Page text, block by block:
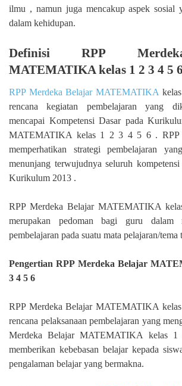
ilmu , namun juga mencakup aspek sosial
dalam kehidupan.
Definisi RPP
MATEMATIKA kelas 1 2 3 4 5 6
RPP Merdeka Belajar MATEMATIKA
rencana kegiatan pembelajaran yang
mencapai Kompetensi Dasar pada
MATEMATIKA kelas 1 2 3 4 5 6 . RPP
memperhatikan strategi pembelajaran
menunjang terwujudnya seluruh
Kurikulum 2013 .
RPP Merdeka Belajar MATEMATIKA
merupakan pedoman bagi guru dalam
pembelajaran pada suatu mata pelajaran/tema
Pengertian RPP Merdeka Belajar
3 4 5 6
RPP Merdeka Belajar MATEMATIKA
rencana pelaksanaan pembelajaran yang
Merdeka Belajar MATEMATIKA kelas
memberikan kebebasan belajar kepada
pengalaman belajar yang bermakna.